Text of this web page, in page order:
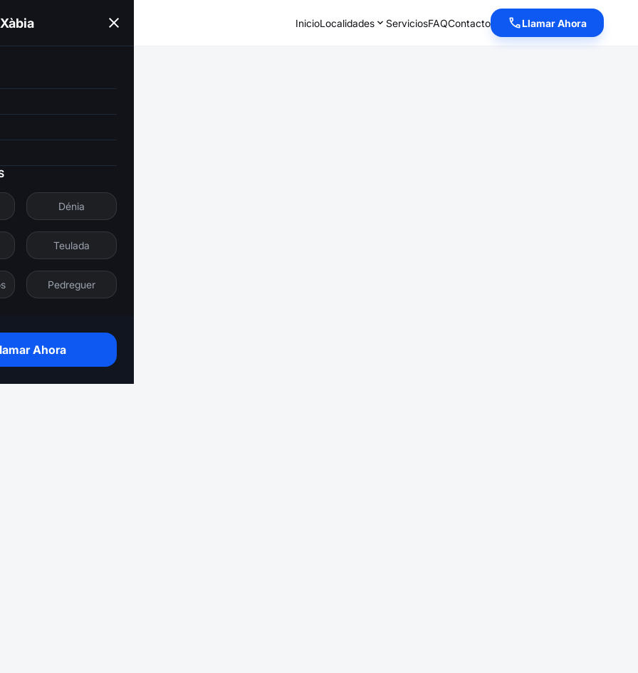
InicioLocalidades ServiciosFAQContacto Llamar Ahora
Dénia
Teulada
Pedreguer
Ahora